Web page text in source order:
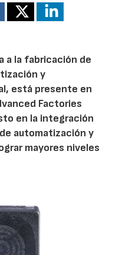
a la fabricación de
y
está presente en
Factories
en la integración
automatización y
mayores niveles